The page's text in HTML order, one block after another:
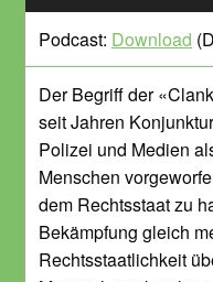
Player
Podcast: Download
Der Begriff der
seit Jahren
Polizei und Medien
Menschen
dem Rechtsstaat zu
Bekämpfung gleich
Rechtsstaatlichkeit